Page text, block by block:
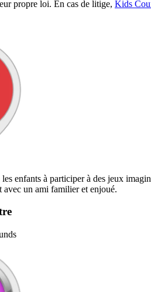
propre loi. En cas de litige, Kids
les enfants à participer à des jeux
avec un ami familier et enjoué.